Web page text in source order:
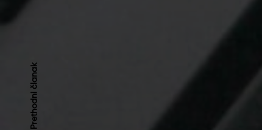
Kretanje
članaka
Prethodni članak